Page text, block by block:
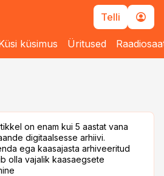
Telli
küsimus Üritused
on enam kui 5 aastat vana
digitaalsesse arhiivi.
ega kaasajasta arhiveeritud
olla vajalik kaasaegsete